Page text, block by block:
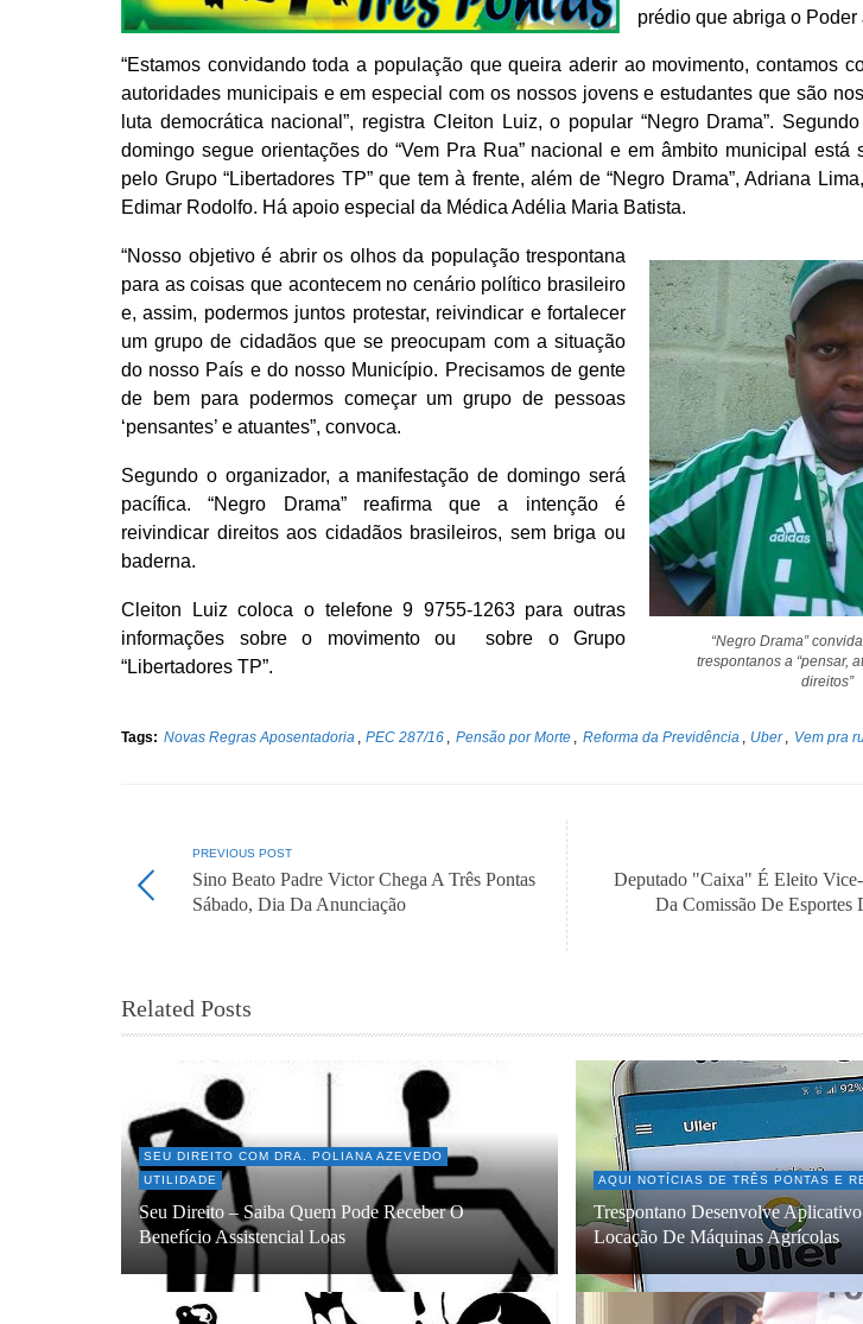
prédio que abriga o
“Estamos convidando toda a população que queira aderir ao movimento, contamos
autoridades municipais e em especial com os nossos jovens e estudantes que são
luta democrática nacional”, registra Cleiton Luiz, o popular “Negro Drama”.
domingo segue orientações do “Vem Pra Rua” nacional e em âmbito municipal está
pelo Grupo “Libertadores TP” que tem à frente, além de “Negro Drama”, Adriana
Edimar Rodolfo. Há apoio especial da Médica Adélia Maria Batista.
“Negro Drama”
trespontanos a “pensar,
direitos”
“Nosso objetivo é abrir os olhos da população trespontana
para as coisas que acontecem no cenário político brasileiro
e, assim, podermos juntos protestar, reivindicar e fortalecer
um grupo de cidadãos que se preocupam com a situação
do nosso País e do nosso Município. Precisamos de gente
de bem para podermos começar um grupo de pessoas
‘pensantes’ e atuantes”, convoca.
Segundo o organizador, a manifestação de domingo será
pacífica. “Negro Drama” reafirma que a intenção é
reivindicar direitos aos cidadãos brasileiros, sem briga ou
baderna.
Cleiton Luiz coloca o telefone 9 9755-1263 para outras
informações sobre o movimento ou sobre o Grupo
“Libertadores TP”.
Tags: Novas Regras Aposentadoria PEC 287/16 Pensão por Morte Reforma da Previdência Uber Vem pra
PREVIOUS POST
Sino Beato Padre Victor Chega A Três Pontas
Sábado, Dia Da Anunciação
Deputado "Caixa" É Eleito Vice-
Da Comissão De
Related Posts
SEU DIREITO COM DRA. POLIANA AZEVEDO
UTILIDADE
Seu Direito – Saiba Quem Pode Receber O
Benefício Assistencial Loas
AQUI NOTÍCIAS DE TRÊS PONTAS E
Trespontano Desenvolve
Locação De Máquinas Agrícolas